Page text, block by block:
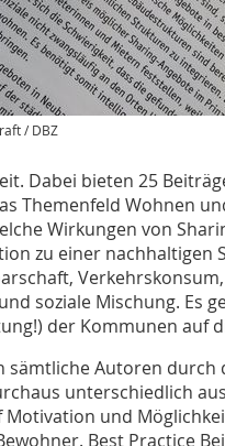
/ DBZ
Dabei bieten 25
Themenfeld Wohnen
Wirkungen von
zu einer nachhaltigen
soziale Mischung. Es
der Kommunen auf
sämtliche Autoren
unterschiedlich
Motivation und
Best Practice